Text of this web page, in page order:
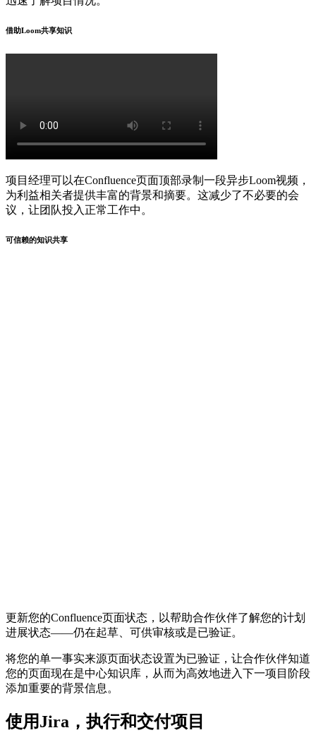
借助Loom共享知识
项目经理可以在Confluence页面顶部录制一段异步Loom视频，
为利益相关者提供丰富的背景和摘要。这减少了不必要的会
议，让团队投入正常工作中。
可信赖的知识共享
更新您的Confluence页面状态，以帮助合作伙伴了解您的计划
进展状态——仍在起草、可供审核或是已验证。
将您的单一事实来源页面状态设置为已验证，让合作伙伴知道
您的页面现在是中心知识库，从而为高效地进入下一项目阶段
添加重要的背景信息。
使用Jira，执行和交付项目